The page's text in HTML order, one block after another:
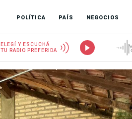
POLÍTICA PAÍS NEGOCIOS
ELEGÍ Y ESCUCHÁ
TU RADIO PREFERIDA